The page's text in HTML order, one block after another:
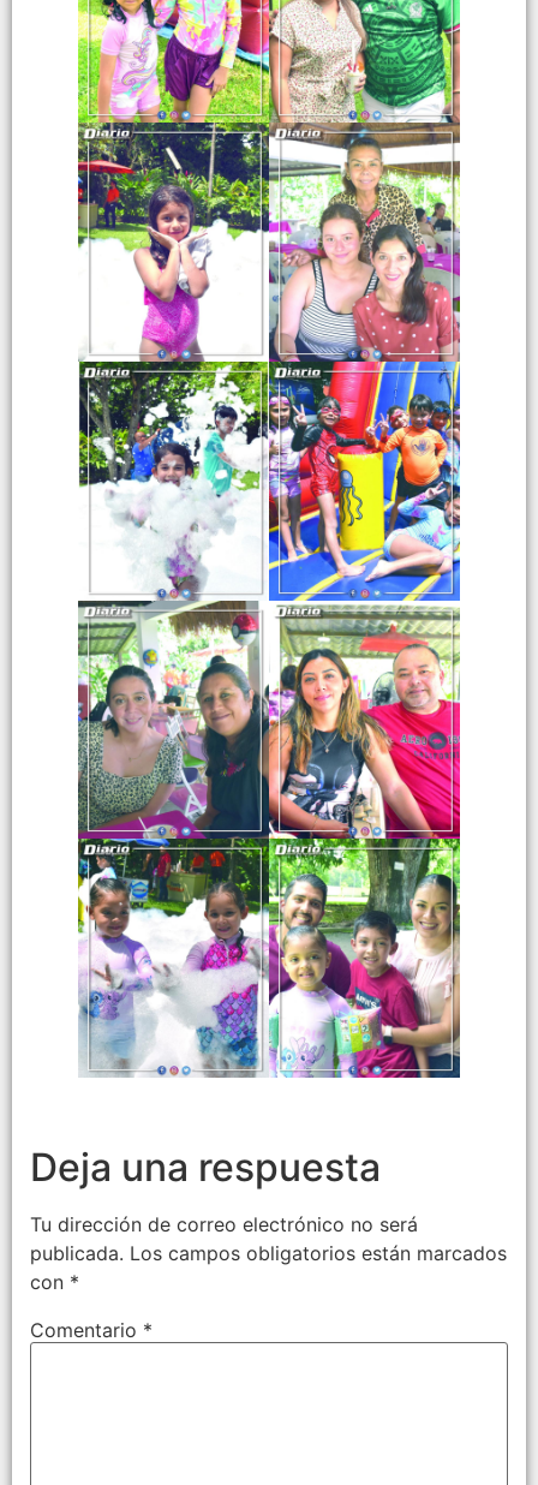
Deja una respuesta
Tu dirección de correo electrónico no será
publicada. Los campos obligatorios están marcados
con *
Comentario *